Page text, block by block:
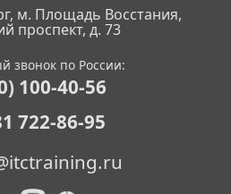
м. Площадь Восстания,
проспект, д. 73
звонок по России:
100-40-56
722-86-95